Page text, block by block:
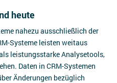
heute
nahezu ausschließlich der
Systeme leisten weitaus
leistungsstarke Analysetools,
Daten in CRM-Systemen
Änderungen bezüglich